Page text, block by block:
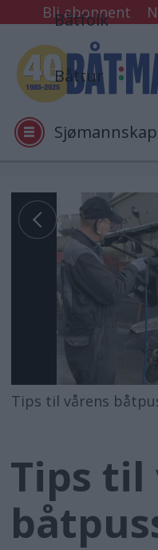
Bli abonnent
Båtfolk
Båttur
Sjømannskap
Tester
Arkiv
Video
Tips til vårens
Tips til